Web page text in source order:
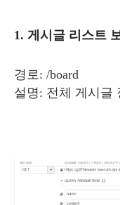
1. 게시글 리스트
경로: /board
설명: 전체 게시글